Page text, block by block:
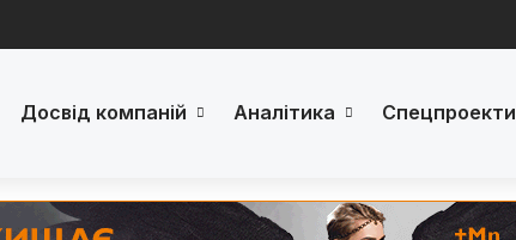
Досвід компаній Аналітика Спецпроекти